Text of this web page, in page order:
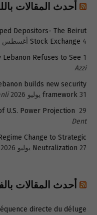
أحدث المقالات
Depositors- The Beirut
Stock Exchange 4 أغسطس 2026
Lebanon Refuses to See 1 أغسطس 2026
Azzi
builds new security
framework 31 يوليو 2026
U.S. Power Projection 29 يوليو 2026
Dent
Change to Strategic
Neutralization 27 يوليو 2026
أحدث المقالات
directe du déluge